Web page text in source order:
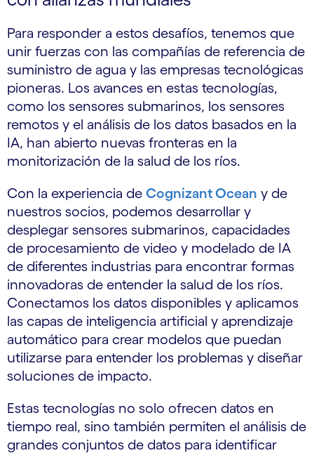
Para responder a estos desafíos, tenemos que
unir fuerzas con las compañías de referencia de
suministro de agua y las empresas tecnológicas
pioneras. Los avances en estas tecnologías,
como los sensores submarinos, los sensores
remotos y el análisis de los datos basados en la
IA, han abierto nuevas fronteras en la
monitorización de la salud de los ríos.
Con la experiencia de Cognizant Ocean y de
nuestros socios, podemos desarrollar y
desplegar sensores submarinos, capacidades
de procesamiento de video y modelado de IA
de diferentes industrias para encontrar formas
innovadoras de entender la salud de los ríos.
Conectamos los datos disponibles y aplicamos
las capas de inteligencia artificial y aprendizaje
automático para crear modelos que puedan
utilizarse para entender los problemas y diseñar
soluciones de impacto.
Estas tecnologías no solo ofrecen datos en
tiempo real, sino también permiten el análisis de
grandes conjuntos de datos para identificar